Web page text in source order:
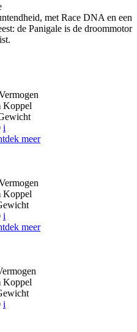
met Race DNA en een
de Panigale is de droommotor
Koppel
i
meer
Koppel
i
meer
Koppel
i